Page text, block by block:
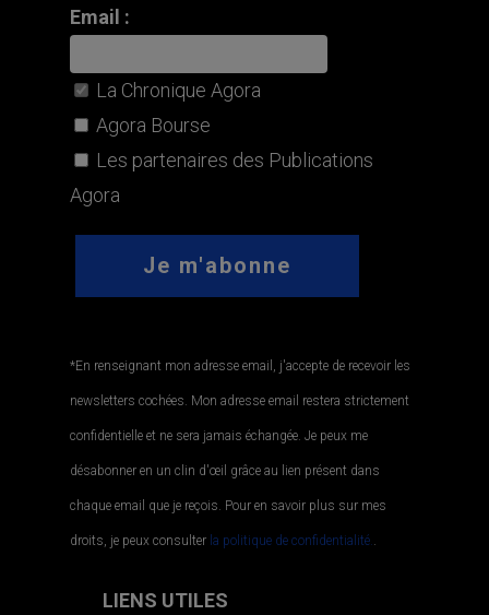
Les partenaires des Publications
newsletters cochées. Mon adresse email restera strictement
confidentielle et ne sera jamais échangée. Je peux me
chaque email que je reçois. Pour en savoir plus sur mes
droits, je peux consulterla politique de confidentialité..
LIENS UTILES
CGU
POLITIQUE DE CONFIDENTIALITÉ
MENTIONS LÉGALES